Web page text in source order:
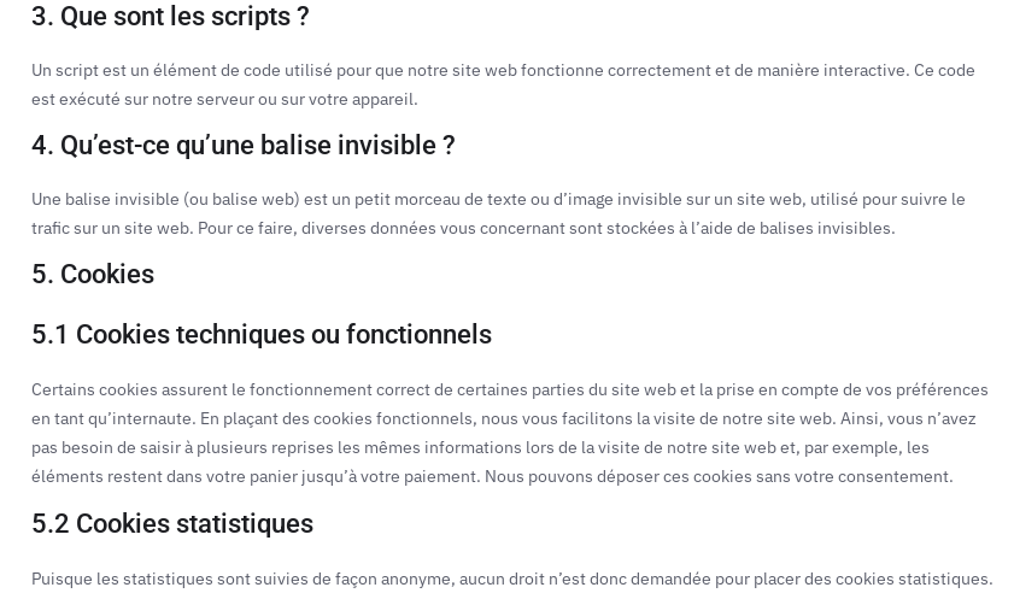
3. Que sont les scripts ?
Un script est un élément de code utilisé pour que notre site web fonctionne correctement et de manière interactive. Ce code
est exécuté sur notre serveur ou sur votre appareil.
4. Qu’est-ce qu’une balise invisible ?
Une balise invisible (ou balise web) est un petit morceau de texte ou d’image invisible sur un site web, utilisé pour suivre le
trafic sur un site web. Pour ce faire, diverses données vous concernant sont stockées à l’aide de balises invisibles.
5. Cookies
5.1 Cookies techniques ou fonctionnels
Certains cookies assurent le fonctionnement correct de certaines parties du site web et la prise en compte de vos préférences
en tant qu’internaute. En plaçant des cookies fonctionnels, nous vous facilitons la visite de notre site web. Ainsi, vous n’avez
pas besoin de saisir à plusieurs reprises les mêmes informations lors de la visite de notre site web et, par exemple, les
éléments restent dans votre panier jusqu’à votre paiement. Nous pouvons déposer ces cookies sans votre consentement.
5.2 Cookies statistiques
Puisque les statistiques sont suivies de façon anonyme, aucun droit n’est donc demandée pour placer des cookies statistiques.